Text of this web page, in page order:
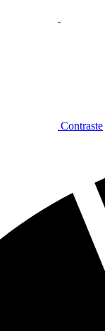
Contraste